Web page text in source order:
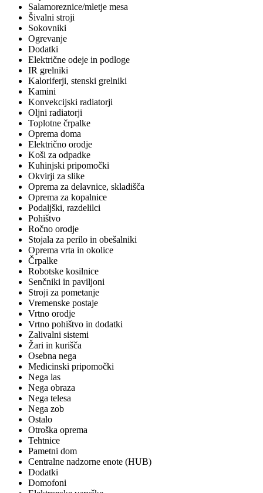
Salamoreznice/mletje mesa
Šivalni stroji
Sokovniki
Ogrevanje
Dodatki
Električne odeje in podloge
IR grelniki
Kaloriferji, stenski grelniki
Kamini
Konvekcijski radiatorji
Oljni radiatorji
Toplotne črpalke
Oprema doma
Električno orodje
Koši za odpadke
Kuhinjski pripomočki
Okvirji za slike
Oprema za delavnice, skladišča
Oprema za kopalnice
Podaljški, razdelilci
Pohištvo
Ročno orodje
Stojala za perilo in obešalniki
Oprema vrta in okolice
Črpalke
Robotske kosilnice
Senčniki in paviljoni
Stroji za pometanje
Vremenske postaje
Vrtno orodje
Vrtno pohištvo in dodatki
Zalivalni sistemi
Žari in kurišča
Osebna nega
Medicinski pripomočki
Nega las
Nega obraza
Nega telesa
Nega zob
Ostalo
Otroška oprema
Tehtnice
Pametni dom
Centralne nadzorne enote (HUB)
Dodatki
Domofoni